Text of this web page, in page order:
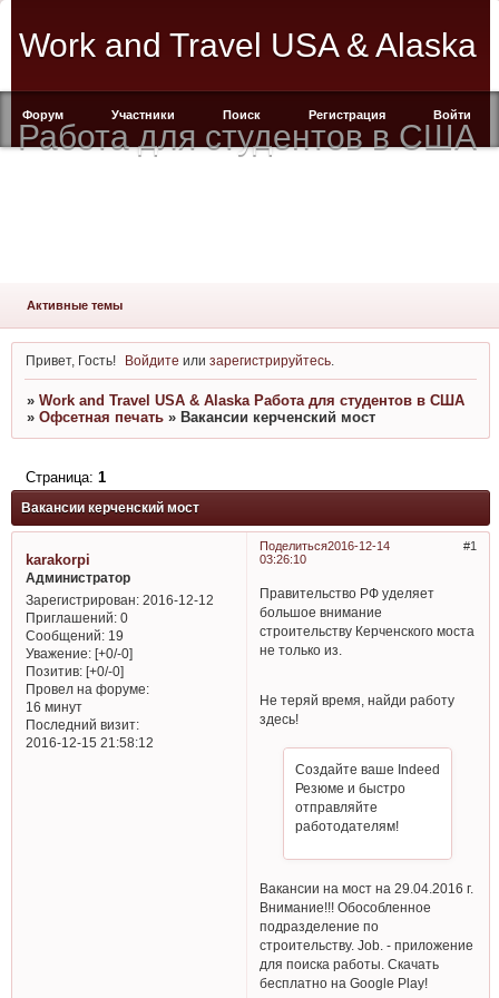
Work and Travel USA & Alaska
Работа для студентов в США
Форум Участники Поиск Регистрация Войти
Активные темы
Привет, Гость! Войдите илизарегистрируйтесь
» Work and Travel USA & Alaska Работа для студентов в США
» Офсетная печать » Вакансии керченский мост
Вакансии керченский мост
Страница: 1
Поделиться 1
2016-12-14
03:26:10
karakorpi
Администратор
Зарегистрирован: 2016-12-12
Приглашений:0
Сообщений:19
Уважение: [+0/-0]
Позитив: [+0/-0]
Провел на форуме:
16 минут
Последний визит:
2016-12-15 21:58:12
Правительство РФ уделяет
большое внимание
строительству Керченского моста
не только из.
Не теряй время, найди работу
здесь!
Создайте ваше Indeed
Резюме и быстро
отправляйте
работодателям!
Вакансии на мост на 29.04.2016 г.
Внимание!!! Обособленное
подразделение по
строительству. Job. - приложение
для поиска работы. Скачать
бесплатно на Google Play!